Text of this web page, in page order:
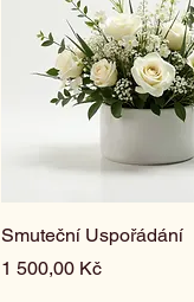
Smuteční Uspořádání
Cena
1 500,00 Kč